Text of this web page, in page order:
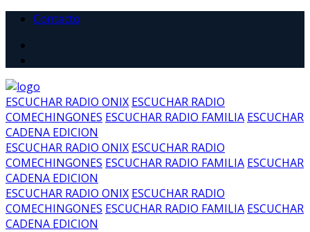
Contacto
ESCUCHAR RADIO ONIX ESCUCHAR RADIO
COMECHINGONES ESCUCHAR RADIO FAMILIA ESCUCHAR
CADENA EDICION
ESCUCHAR RADIO ONIX ESCUCHAR RADIO
COMECHINGONES ESCUCHAR RADIO FAMILIA ESCUCHAR
CADENA EDICION
ESCUCHAR RADIO ONIX ESCUCHAR RADIO
COMECHINGONES ESCUCHAR RADIO FAMILIA ESCUCHAR
CADENA EDICION